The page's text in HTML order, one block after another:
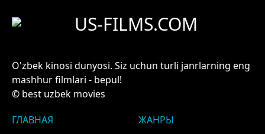
US-FILMS.COM
O'zbek kinosi dunyosi. Siz uchun turli janrlarning eng
mashhur filmlari - bepul!
© best uzbek movies
ГЛАВНАЯ
ЖАНРЫ